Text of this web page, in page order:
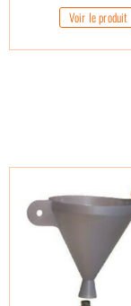
Voir le produit